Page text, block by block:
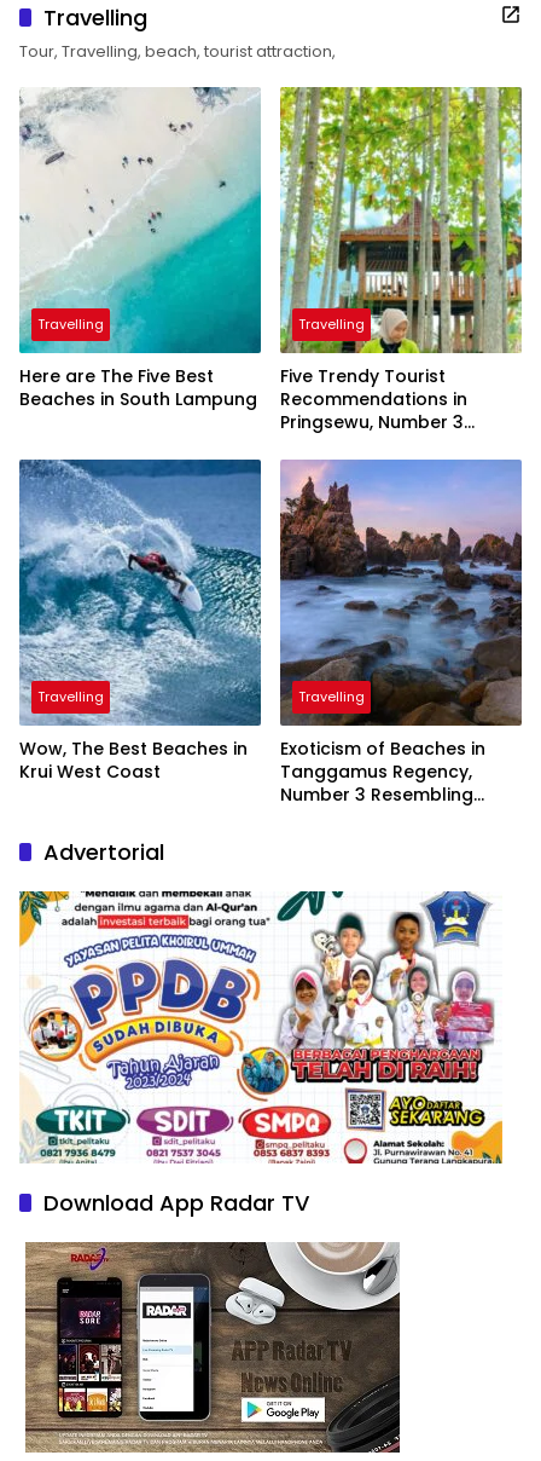
Travelling
Tour, Travelling, beach, tourist attraction,
Travelling
Here are The Five Best
Beaches in South Lampung
Travelling
Five Trendy Tourist
Recommendations in
Pringsewu, Number 3
President
Travelling
Wow, The Best Beaches in
Krui West Coast
Travelling
Exoticism of Beaches in
Tanggamus Regency,
Number 3 Resembling
Advertorial
Download App Radar TV